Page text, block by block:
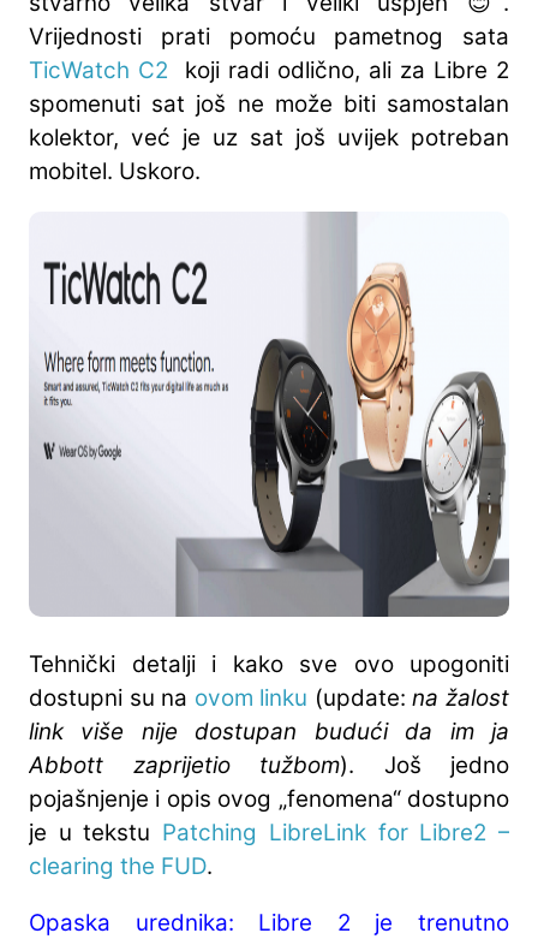
Vrijednosti prati pomoću pametnog sata
TicWatch C2 koji radi odlično, ali za Libre 2
spomenuti sat još ne može biti samostalan
kolektor, već je uz sat još uvijek potreban
mobitel. Uskoro.
Tehnički detalji i kako sve ovo upogoniti
dostupni su na ovom linku (update:na žalost
link više nije dostupan budući da im ja
Abbott zaprijetio tužbom). Još jedno
pojašnjenje i opis ovog „fenomena“ dostupno
je u tekstu Patching LibreLink for Libre2 –
clearing the FUD.
Opaska urednika: Libre 2 je trenutno